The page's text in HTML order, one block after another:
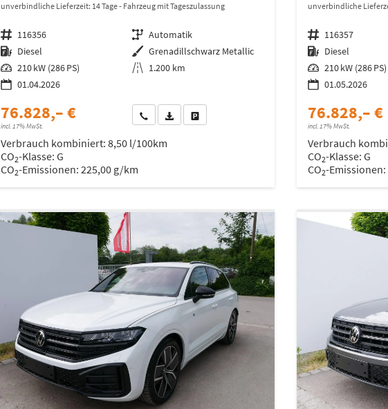
unverbindliche Lieferzeit: 14 Tage Fahrzeug mit Tageszulassung
Fahrzeugnr. 116356 Getriebe Automatik
Kraftstoff Diesel Außenfarbe Grenadillschwarz Metallic
Leistung 210 kW (286 PS) Kilometerstand 1.200 km
01.04.2026
76.828,– €
incl. 17% MwSt.
Wir rufen Sie anFahrzeugexposé (PDF)
Fahrzeug parken
Verbrauch kombiniert: 8,50 l/100km
CO2-Klasse: G
CO2-Emissionen: 225,00 g/km
unverbindliche
Fahrzeugnr. 116357
Kraftstoff Diesel
Leistung 210 kW (286 PS)
01.05.2026
76.828,– €
incl. 17% MwSt.
Verbrauch
CO2-Klasse: G
CO2-Emissionen: